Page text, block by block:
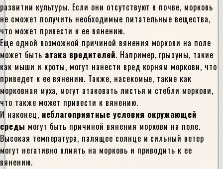
развитии культуры. Если они отсутствуют в почве, морковь
не сможет получить необходимые питательные вещества,
что может привести к ее вянению.
Еще одной возможной причиной вянения моркови на поле
может быть атака вредителей. Например, грызуны, такие
как мыши и кроты, могут нанести вред корням моркови, что
приведет к ее вянению. Также, насекомые, такие как
морковная муха, могут атаковать листья и стебли моркови,
что также может привести к вянению.
И наконец, неблагоприятные условия окружающей
среды могут быть причиной вянения моркови на поле.
Высокая температура, палящее солнце и сильный ветер
могут негативно влиять на морковь и приводить к ее
вянению.